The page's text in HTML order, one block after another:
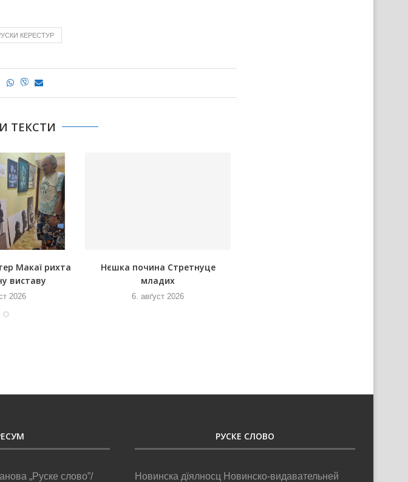
КЕРЕСТУР
ТЕКСТИ
Макаї рихта
виставу
2026
Нєшка почина Стретнуце
младих
6. авґуст 2026
„Руске слово”/
РУСКЕ СЛОВО
Новинска дїялносц Новинско-видавательней